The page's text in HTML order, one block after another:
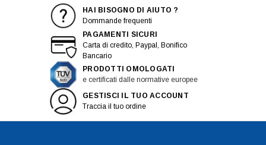
HAI BISOGNO DI AIUTO ?
Dommande frequenti
PAGAMENTI SICURI
Carta di credito, Paypal, Bonifico
Bancario
PRODOTTI OMOLOGATI
e certificati dalle normative europee
GESTISCI IL TUO ACCOUNT
Traccia il tuo ordine